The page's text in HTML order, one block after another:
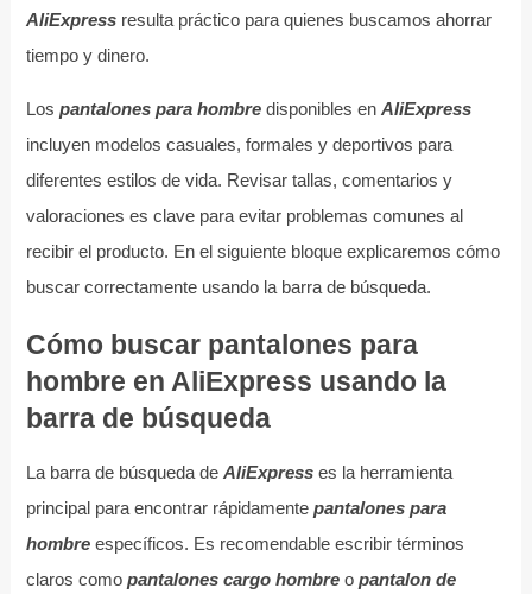
AliExpressresulta práctico para quienes buscamos ahorrar
tiempo y dinero.
Los pantalones para hombredisponibles en AliExpress
incluyen modelos casuales, formales y deportivos para
diferentes estilos de vida. Revisar tallas, comentarios y
valoraciones es clave para evitar problemas comunes al
recibir el producto. En el siguiente bloque explicaremos cómo
buscar correctamente usando la barra de búsqueda.
Cómo buscar pantalones para
hombre en AliExpress usando la
barra de búsqueda
La barra de búsqueda de AliExpresses la herramienta
principal para encontrar rápidamente pantalones para
hombreespecíficos. Es recomendable escribir términos
claros como pantalones cargo hombreo pantalon de